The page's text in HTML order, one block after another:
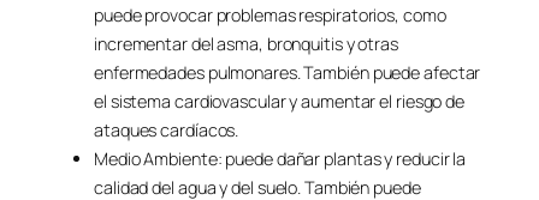
puede provocar problemas respiratorios, como
incrementar del asma, bronquitis y otras
enfermedades pulmonares. También puede afectar
el sistema cardiovascular y aumentar el riesgo de
ataques cardíacos.
Medio Ambiente: puede dañar plantas y reducir la
calidad del agua y del suelo. También puede